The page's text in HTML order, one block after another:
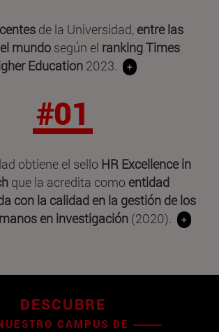
de la Universidad, entre las
mundo según el ranking Times
Education 2023. +
#01
obtiene el sello HR Excellence in
que la acredita como entidad
con la calidad en la gestión de los
en investigación (2020). +
DESCUBRE
CAMPUS DE